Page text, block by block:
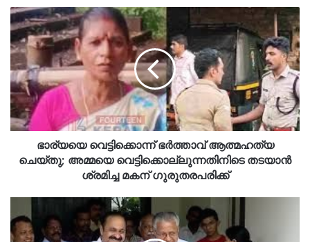
ഭാര്യയെ വെട്ടിക്കൊന്ന് ഭർത്താവ് ആത്മഹത്യ
ചെയ്തു; അമ്മയെ വെട്ടിക്കൊല്ലുന്നതിനിടെ തടയാൻ
ശ്രമിച്ച മകന് ഗുരുതരപരിക്ക്